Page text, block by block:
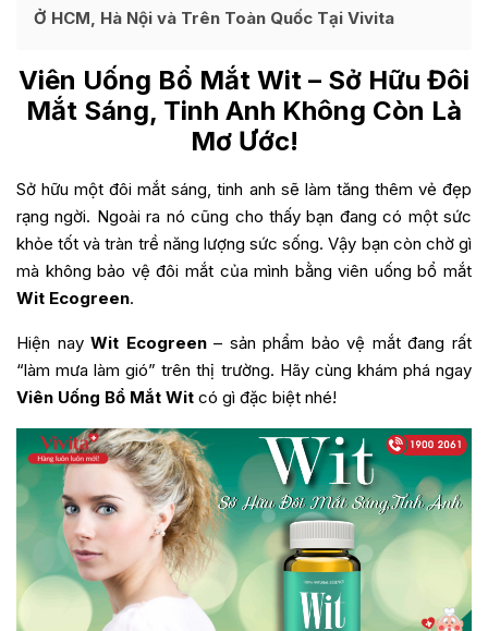
Ở HCM, Hà Nội và Trên Toàn Quốc Tại Vivita
Viên Uống Bổ Mắt Wit – Sở Hữu Đôi
Mắt Sáng, Tinh Anh Không Còn Là
Mơ Ước!
Sở hữu một đôi mắt sáng, tinh anh sẽ làm tăng thêm vẻ đẹp
rạng ngời. Ngoài ra nó cũng cho thấy bạn đang có một sức
khỏe tốt và tràn trề năng lượng sức sống. Vậy bạn còn chờ gì
mà không bảo vệ đôi mắt của mình bằng viên uống bổ mắt
Wit Ecogreen.
Hiện nayWit Ecogreen– sản phẩm bảo vệ mắt đang rất
“làm mưa làm gió” trên thị trường. Hãy cùng khám phá ngay
Viên Uống Bổ Mắt Wit có gì đặc biệt nhé!